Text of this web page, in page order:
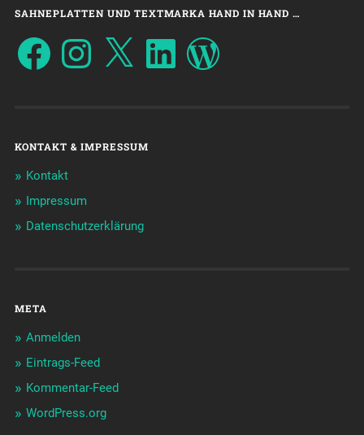
SAHNEPLATTEN UND TEXTMARKA HAND IN HAND …
KONTAKT & IMPRESSUM
Kontakt
Impressum
Datenschutzerklärung
META
Anmelden
Eintrags-Feed
Kommentar-Feed
WordPress.org